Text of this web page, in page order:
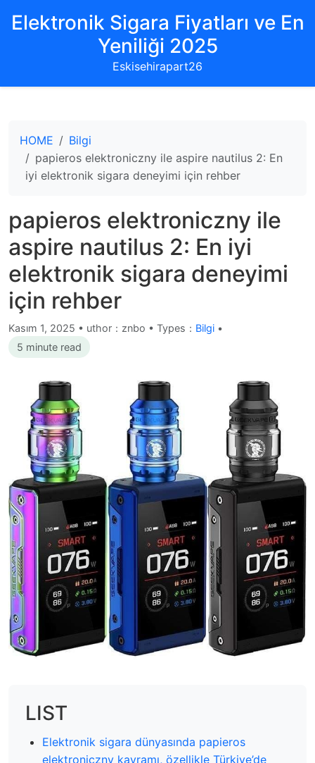
Elektronik Sigara Fiyatları ve En
Yeniliği 2025
Eskisehirapart26
HOME
Bilgi
papieros elektroniczny ile aspire nautilus 2: En
iyi elektronik sigara deneyimi için rehber
papieros elektroniczny ile
aspire nautilus 2: En iyi
elektronik sigara deneyimi
için rehber
Kasım 1, 2025 • uthor：znbo • Types： Bilgi •
5 minute read
LIST
Elektronik sigara dünyasında papieros
elektroniczny kavramı, özellikle Türkiye’de